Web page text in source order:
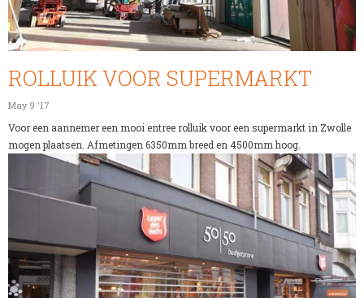
ROLLUIK VOOR SUPERMARKT
May 9 '17
Voor een aannemer een mooi entree rolluik voor een supermarkt in Zwolle
mogen plaatsen. Afmetingen 6350mm breed en 4500mm hoog.